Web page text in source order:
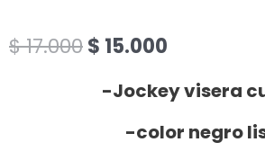
$17.000El
original
$ 17.000.
$ 15.000
actual
es:
$ 15.000.
-Jockey visera
-color negro